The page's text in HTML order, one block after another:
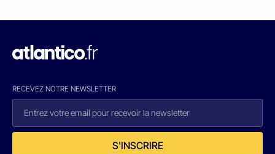
RECEVEZ NOTRE NEWSLETTER
S'INSCRIRE